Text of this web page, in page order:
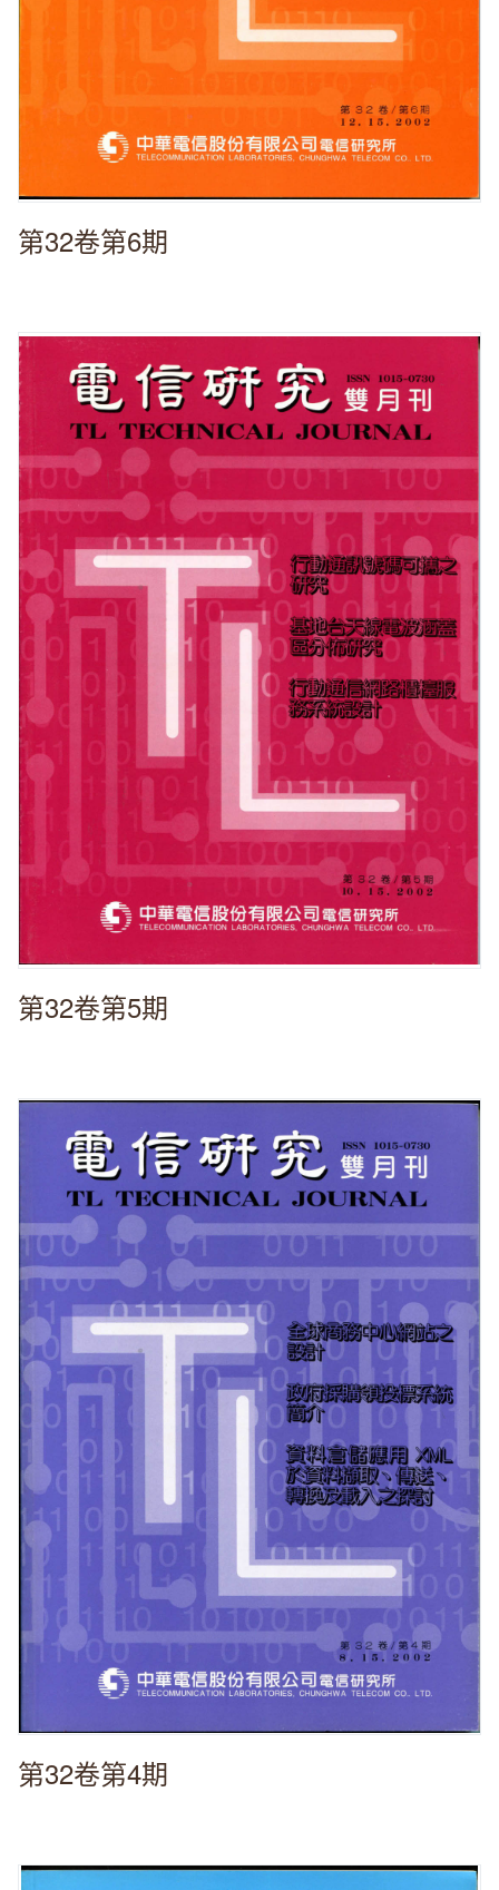
第32卷第6期
第32卷第5期
第32卷第4期